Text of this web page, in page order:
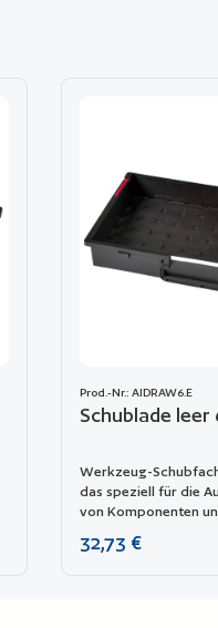
Prod.-Nr.: AIDRAW6.E
Schublade
Werkzeug-
das speziell für die
von Komponenten
Modell 5140
Regulärer Preis:
32,73 €